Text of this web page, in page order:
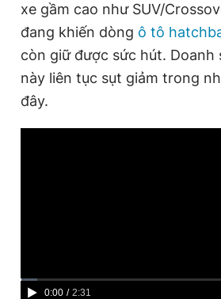
Tiện ích Bạn
Thông tin tòa soạn Liên
Theo dõi báo trên
xe gầm cao như SUV/
đang khiến dòng ô tô
còn giữ được sức hút. Doanh
này liên tục sụt giảm trong
đây.
C
0:00 / D
2:31